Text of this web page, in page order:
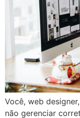
Você, web
não gerenciar